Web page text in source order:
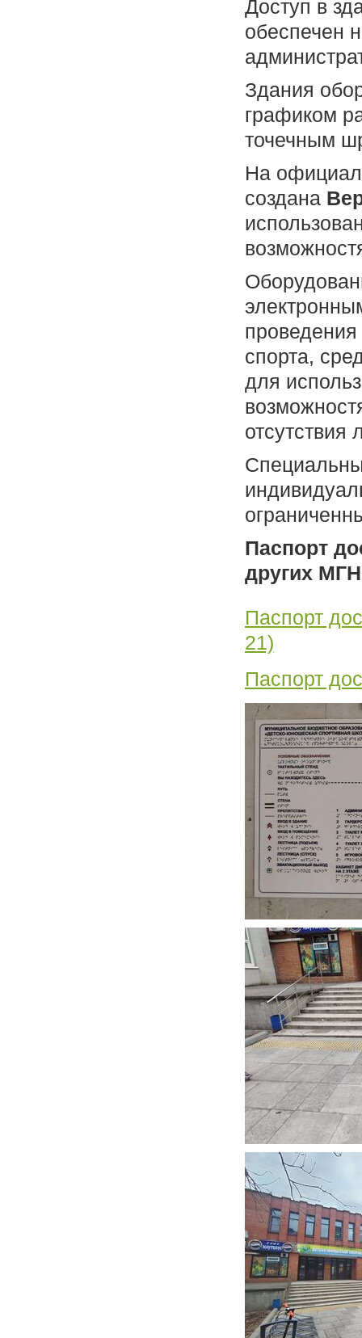
Доступ в
обеспечен
Здания
графиком
точечным
На
создана
проведения
спорта,
для
отсутствия
Паспорт
других МГН
Паспорт
21)
Паспорт